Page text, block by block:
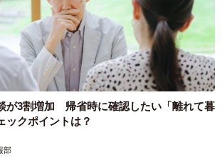
が3割増加 帰省時に確認したい「離れて暮
ックポイントは？
部